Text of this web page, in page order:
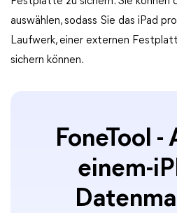
auswählen, sodass Sie das iPad
Laufwerk, einer externen
sichern können.
FoneTool -
einem-